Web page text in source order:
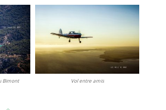
Bimont Vol entre amis